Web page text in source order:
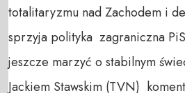
totalitaryzmu nad Zachodem i
sprzyja polityka  zagraniczna
jeszcze marzyć o stabilnym
Jackiem Stawskim (TVN)